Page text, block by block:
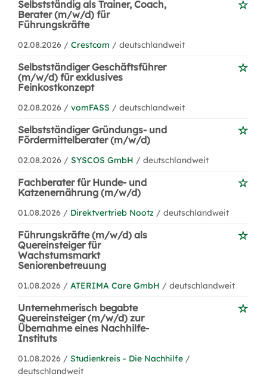
Selbstständig als Trainer, Coach,
Berater (m/w/d) für
Führungskräfte
02.08.2026 / Crestcom / deutschlandweit
Selbstständiger Geschäftsführer
(m/w/d) für exklusives
Feinkostkonzept
02.08.2026 / vomFASS / deutschlandweit
Selbstständiger Gründungs- und
Fördermittelberater (m/w/d)
02.08.2026 / SYSCOS GmbH / deutschlandweit
Fachberater für Hunde- und
Katzenernährung (m/w/d)
01.08.2026 / Direktvertrieb Nootz / deutschlandweit
Führungskräfte (m/w/d) als
Quereinsteiger für
Wachstumsmarkt
Seniorenbetreuung
01.08.2026 / ATERIMA Care GmbH / deutschlandweit
Unternehmerisch begabte
Quereinsteiger (m/w/d) zur
Übernahme eines Nachhilfe-
Instituts
01.08.2026 / Studienkreis - Die Nachhilfe /
deutschlandweit